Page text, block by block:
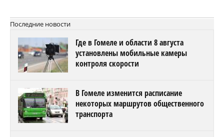
Последние новости
Где в Гомеле и области 8 августа
установлены мобильные камеры
контроля скорости
В Гомеле изменится расписание
некоторых маршрутов общественного
транспорта